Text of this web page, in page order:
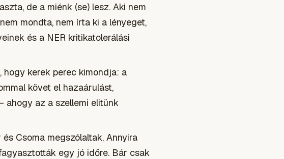
de a miénk (se) lesz. Aki nem
mondta, nem írta ki a lényeget,
és a NER kritikatolerálási
hogy kerek perec kimondja: a
követ el hazaárulást,
ahogy az a szellemi elitünk
és Csoma megszólaltak. Annyira
egy jó időre. Bár csak